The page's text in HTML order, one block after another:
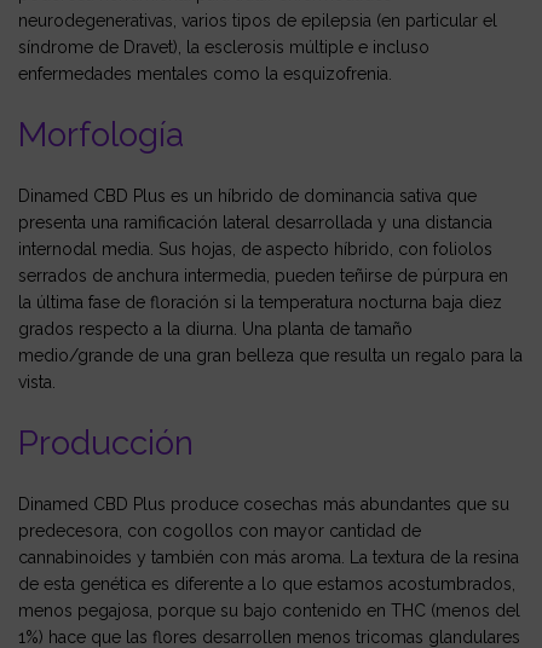
neurodegenerativas, varios tipos de epilepsia (en particular el
síndrome de Dravet), la esclerosis múltiple e incluso
enfermedades mentales como la esquizofrenia.
Morfología
Dinamed CBD Plus es un híbrido de dominancia sativa que
presenta una ramificación lateral desarrollada y una distancia
internodal media. Sus hojas, de aspecto híbrido, con foliolos
serrados de anchura intermedia, pueden teñirse de púrpura en
la última fase de floración si la temperatura nocturna baja diez
grados respecto a la diurna. Una planta de tamaño
medio/grande de una gran belleza que resulta un regalo para la
vista.
Producción
Dinamed CBD Plus produce cosechas más abundantes que su
predecesora, con cogollos con mayor cantidad de
cannabinoides y también con más aroma. La textura de la resina
de esta genética es diferente a lo que estamos acostumbrados,
menos pegajosa, porque su bajo contenido en THC (menos del
1%) hace que las flores desarrollen menos tricomas glandulares